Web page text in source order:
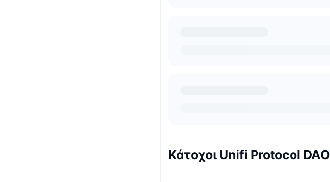
Κάτοχοι Unifi Protocol DAO